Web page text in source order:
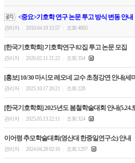
<중요>기호학 연구 논문 투고 방식 변동 안내
관리자 2016.04.19 15:57 조회 4805
[한국기호학회] 기호학연구 82집 투고 논문 모집
관리자 2026.02.11 21:22 조회 354
[홍보] 10/30 마시모 레오네 교수 초청강연 안내(세
관리자 2025.10.17 20:21 조회 228
[한국기호학회] 2025년도 봄철학술대회 안내(5.24.
관리자 2025.05.13 22:11 조회 324
이어령 추모학술대회(영산대 한중일연구소) 안내
관리자 2024.04.28 02:16 조회 1297